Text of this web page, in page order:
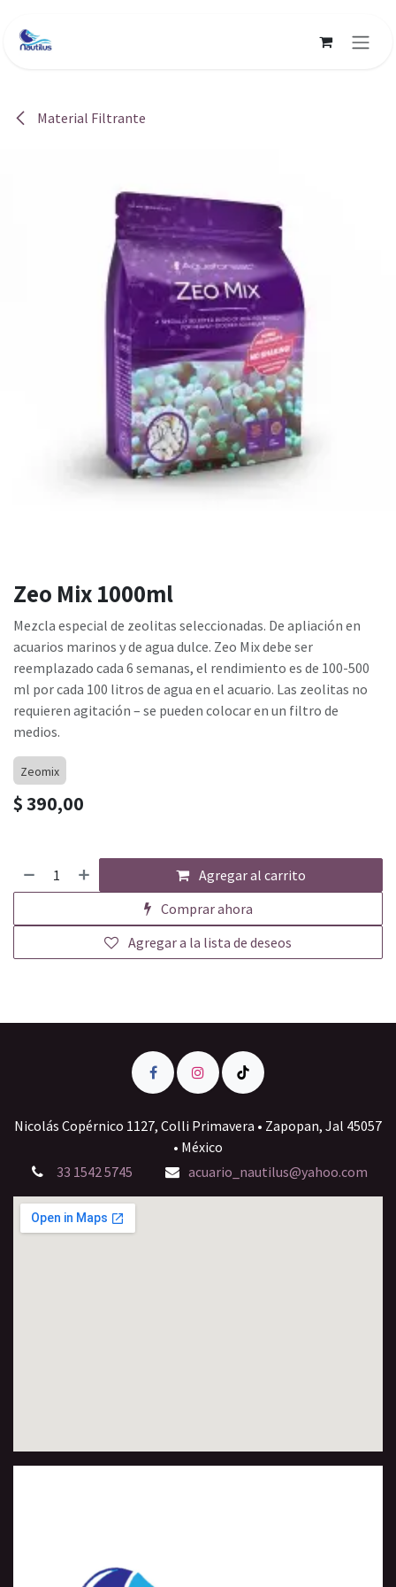
Material Filtrante
Zeo Mix 1000ml
Mezcla especial de zeolitas seleccionadas. De apliación en
acuarios marinos y de agua dulce. Zeo Mix debe ser
reemplazado cada 6 semanas, el rendimiento es de 100-500
ml por cada 100 litros de agua en el acuario. Las zeolitas no
requieren agitación – se pueden colocar en un filtro de
medios.
Zeomix
$390,00
Agregar al carrito
Comprar ahora
Agregar a la lista de deseos
Nicolás Copérnico 1127, Colli Primavera • Zapopan, Jal 45057
• México
33 1542 5745
acuario_nautilus@yahoo.com